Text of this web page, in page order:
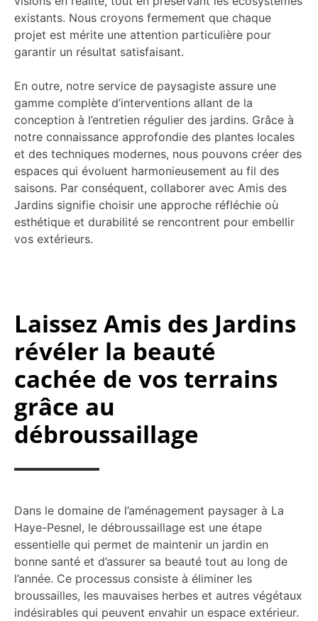
existants. Nous croyons fermement que chaque
projet est mérite une attention particulière pour
garantir un résultat satisfaisant.
En outre, notre service de paysagiste assure une
gamme complète d’interventions allant de la
conception à l’entretien régulier des jardins. Grâce à
notre connaissance approfondie des plantes locales
et des techniques modernes, nous pouvons créer des
espaces qui évoluent harmonieusement au fil des
saisons. Par conséquent, collaborer avec Amis des
Jardins signifie choisir une approche réfléchie où
esthétique et durabilité se rencontrent pour embellir
vos extérieurs.
Laissez Amis des Jardins
révéler la beauté
cachée de vos terrains
grâce au
débroussaillage
Dans le domaine de l’aménagement paysager à La
Haye-Pesnel, le débroussaillage est une étape
essentielle qui permet de maintenir un jardin en
bonne santé et d’assurer sa beauté tout au long de
l’année. Ce processus consiste à éliminer les
broussailles, les mauvaises herbes et autres végétaux
indésirables qui peuvent envahir un espace extérieur.